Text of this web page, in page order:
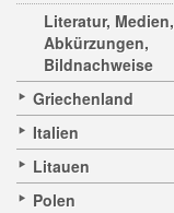
Literatur, Medien,
Abkürzungen,
Bildnachweise
Griechenland
Italien
Litauen
Polen